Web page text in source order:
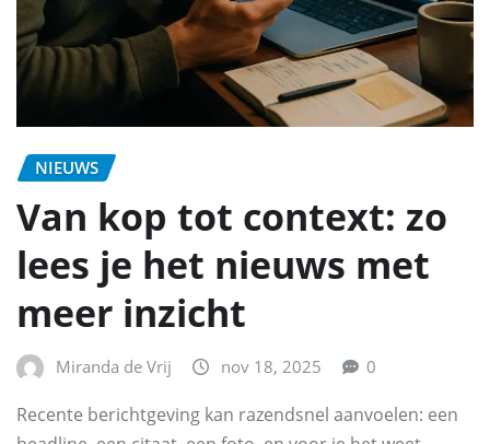
NIEUWS
Van kop tot context: zo
lees je het nieuws met
meer inzicht
Miranda de Vrij nov 18, 2025 0
Recente berichtgeving kan razendsnel aanvoelen: een